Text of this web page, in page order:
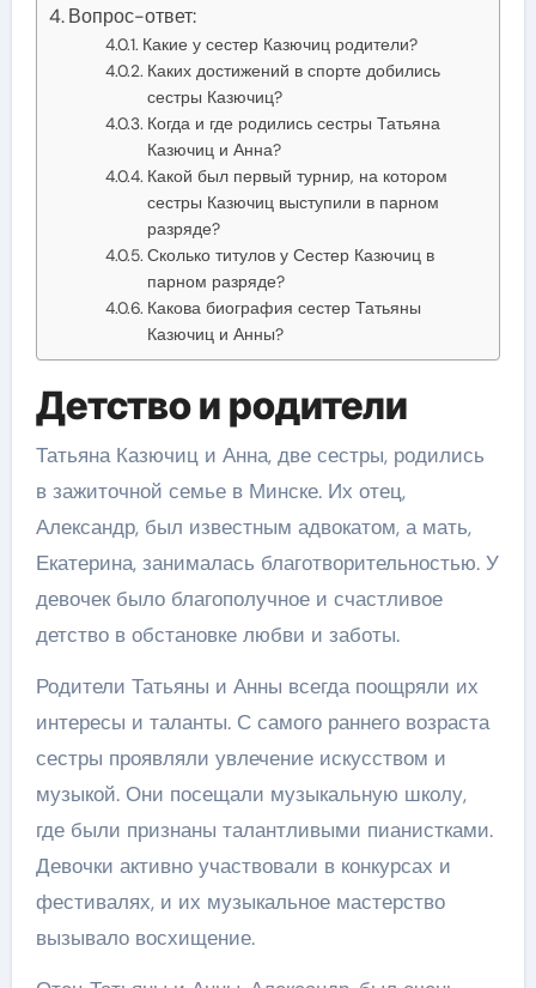
Вопрос-ответ:
Какие у сестер Казючиц родители?
Каких достижений в спорте добились
сестры Казючиц?
Когда и где родились сестры Татьяна
Казючиц и Анна?
Какой был первый турнир, на котором
сестры Казючиц выступили в парном
разряде?
Сколько титулов у Сестер Казючиц в
парном разряде?
Какова биография сестер Татьяны
Казючиц и Анны?
Детство и родители
Татьяна Казючиц и Анна, две сестры, родились
в зажиточной семье в Минске. Их отец,
Александр, был известным адвокатом, а мать,
Екатерина, занималась благотворительностью. У
девочек было благополучное и счастливое
детство в обстановке любви и заботы.
Родители Татьяны и Анны всегда поощряли их
интересы и таланты. С самого раннего возраста
сестры проявляли увлечение искусством и
музыкой. Они посещали музыкальную школу,
где были признаны талантливыми пианистками.
Девочки активно участвовали в конкурсах и
фестивалях, и их музыкальное мастерство
вызывало восхищение.